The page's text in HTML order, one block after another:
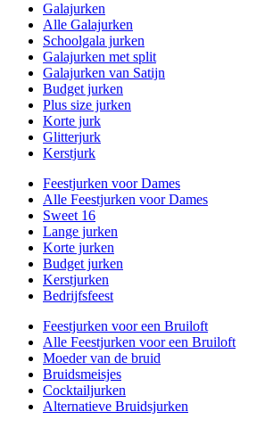
Galajurken
Alle Galajurken
Schoolgala jurken
Galajurken met split
Galajurken van Satijn
Budget jurken
Plus size jurken
Korte jurk
Glitterjurk
Kerstjurk
Feestjurken voor Dames
Alle Feestjurken voor Dames
Sweet 16
Lange jurken
Korte jurken
Budget jurken
Kerstjurken
Bedrijfsfeest
Feestjurken voor een Bruiloft
Alle Feestjurken voor een Bruiloft
Moeder van de bruid
Bruidsmeisjes
Cocktailjurken
Alternatieve Bruidsjurken